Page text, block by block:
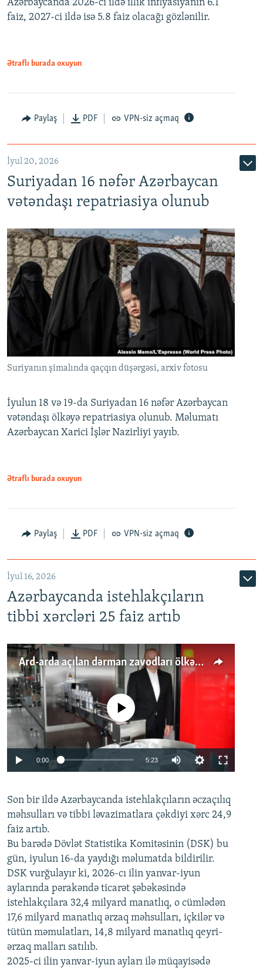
Auto
480p
Azərbaycanda 2026-cı ildə illik inflyasiyanın 6.1
faiz, 2027-ci ildə isə 5.8 faiz olacağı gözlənilir.
Ətraflı burada oxuyun
Paylaş PDF VPN-siz açmaq
İyul 20, 2026
Suriyadan 16 nəfər Azərbaycan
vətəndaşı repatriasiya olunub
Suriyanın şimalında qaçqın düşərgəsi, arxiv fotosu
İyulun 18 və 19-da Suriyadan 16 nəfər Azərbaycan
vətəndaşı ölkəyə repatriasiya olunub. Məlumatı
Azərbaycan Xarici İşlər Nazirliyi yayıb.
Ətraflı burada oxuyun
Paylaş PDF VPN-siz açmaq
İyul 16, 2026
Azərbaycanda istehlakçıların
tibbi xərcləri 25 faiz artıb
Ard-arda açılan dərman zavodları ölkənin tələbatını ödəyirmi?
Auto 240p 360p 480p
720p 1080p
No media source currently available
0:00 5:23
360p
480p
720p
1080p
Son bir ildə Azərbaycanda istehlakçıların əczaçılıq
məhsulları və tibbi ləvazimatlara çəkdiyi xərc 24,9
faiz artıb.
Bu barədə Dövlət Statistika Komitəsinin (DSK) bu
gün, iyulun 16-da yaydığı məlumatda bildirilir.
DSK vurğulayır ki, 2026-cı ilin yanvar-iyun
aylarında pərakəndə ticarət şəbəkəsində
istehlakçılara 32,4 milyard manatlıq, o cümlədən
17,6 milyard manatlıq ərzaq məhsulları, içkilər və
tütün məmulatları, 14,8 milyard manatlıq qeyri-
ərzaq malları satılıb.
2025-ci ilin yanvar-iyun ayları ilə müqayisədə